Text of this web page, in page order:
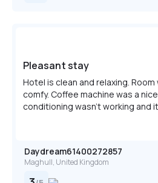
Daydream61400272857
Maghull, United Kingdom
Pleasant stay
Hotel is clean and relaxing.
comfy. Coffee machine was a
conditioning wasn’t working and it